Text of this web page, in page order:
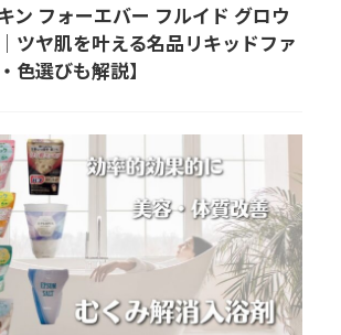
ン フォーエバー フルイド グロウ
ツヤ肌を叶える名品リキッドファ
色選びも解説】